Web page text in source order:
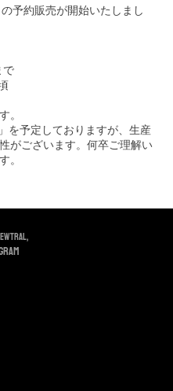
の予約販売が開始いたしまし
で
を予定しておりますが、生産
がございます。何卒ご理解い
。
,